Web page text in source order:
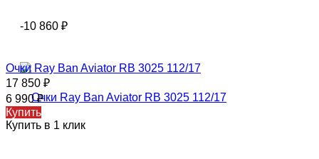
-10 860 ₽
Очки Ray Ban Aviator RB 3025 112/17
17 850 ₽
6 990₽
Купить
Купить в 1 клик